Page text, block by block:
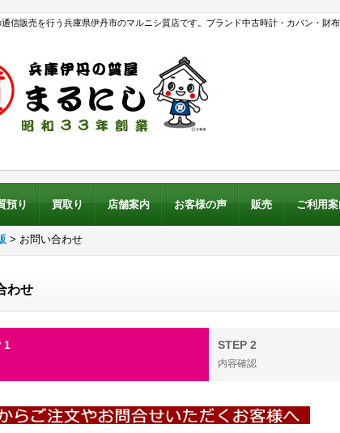
信販売を行う兵庫県伊丹市のマルニシ質店です。ブランド中古時計・カバン・財
預り 買取り 店舗案内 お客様の声 販売 ご利用
> お問い合わせ
わせ
1 STEP 2
内容確認